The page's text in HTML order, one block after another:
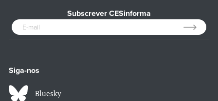
Subscrever CESinforma
Siga-nos
Bluesky